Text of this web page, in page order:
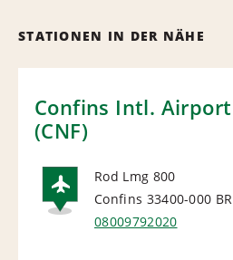
STATIONEN IN DER NÄHE
Confins Intl. Airport
(CNF)
AIRPORT
Rod Lmg 800
Confins 33400-000 BR
08009792020